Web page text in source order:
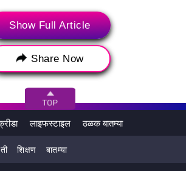
Show Full Article
Share Now
लाइफस्टाइल ठळक बातम्या
शिक्षण बातम्या